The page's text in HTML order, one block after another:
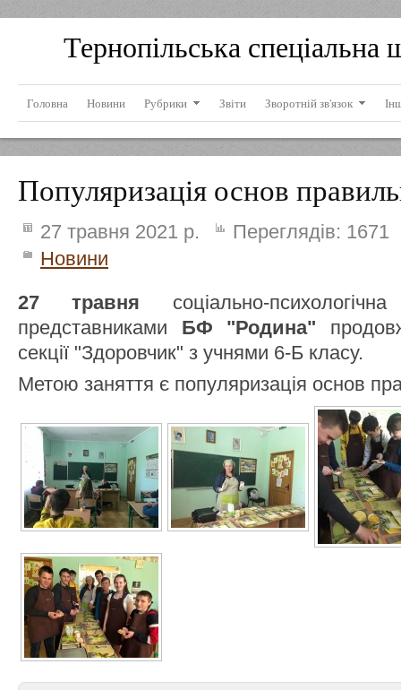
Тернопільська спеціальна
Головна Новини Рубрики Звіти Зворотній зв'язок
Популяризація основ
27 травня 2021 р. Переглядів: 1671
Новини
27 травня соціально-
представниками БФ "Родина"
секції "Здоровчик" з учнями 6-Б класу.
Метою заняття є популяризація основ